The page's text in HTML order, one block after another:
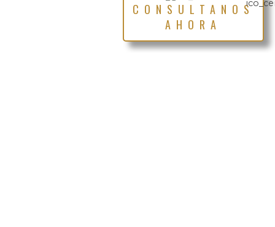
CONSULTANOS
AHORA